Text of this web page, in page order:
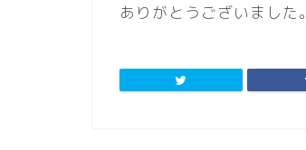
ありがとうございました。